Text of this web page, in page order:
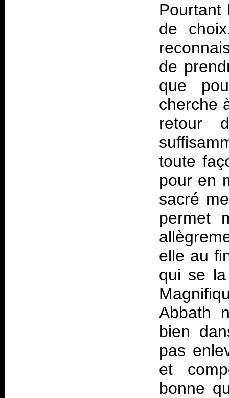
Pourtant
de
de
que
cherche
retour
toute
pour en
sacré
permet
elle au
qui se
Abbath
bien
pas
et
bonne